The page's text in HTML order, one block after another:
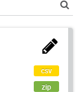
csv
zip